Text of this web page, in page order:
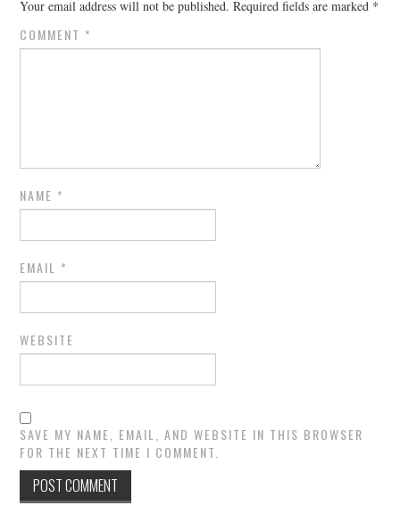
Your email address will not be published. Required fields are marked *
COMMENT *
NAME *
EMAIL *
WEBSITE
SAVE MY NAME, EMAIL, AND WEBSITE IN THIS BROWSER
FOR THE NEXT TIME I COMMENT.